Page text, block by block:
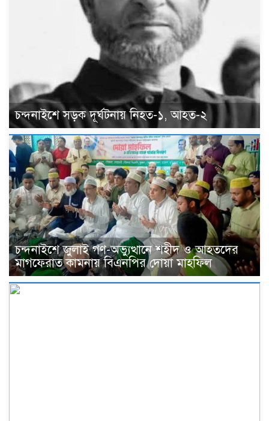
চন্দনাইশে সড়ক দূর্ঘটনায় নিহত-১, আহত-২
চন্দনাইশে জুলাই গণ-অভ্যুত্থানে শহীদ ও আহতদের
মাগফেরাত কামনায় বিএনপির দোয়া মাহফিল